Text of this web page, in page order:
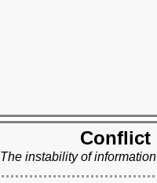
Conflict
The instability of information